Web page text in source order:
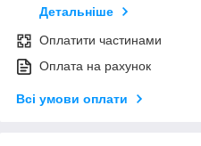
Детальніше
Оплатити частинами
Оплата на рахунок
Всі умови оплати